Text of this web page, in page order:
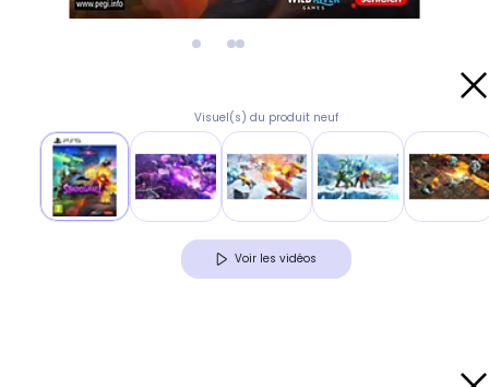
Visuel(s) du produit neuf
Voir les vidéos